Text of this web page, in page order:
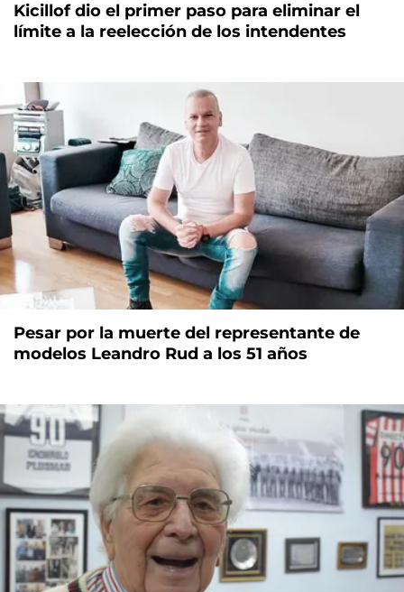
Kicillof dio el primer paso para eliminar el
límite a la reelección de los intendentes
Pesar por la muerte del representante de
modelos Leandro Rud a los 51 años